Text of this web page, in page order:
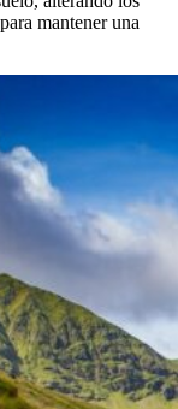
mantener una